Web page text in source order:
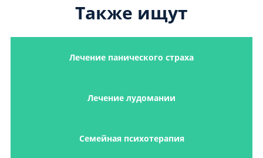
Также ищут
Лечение панического страха
Лечение лудомании
Семейная психотерапия